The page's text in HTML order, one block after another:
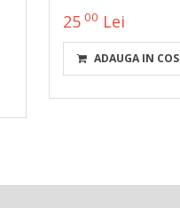
25 00 Lei
ADAUGA IN COS